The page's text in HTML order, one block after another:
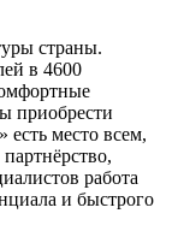
страны.
в 4600
приобрести
место всем,
работа
и быстрого